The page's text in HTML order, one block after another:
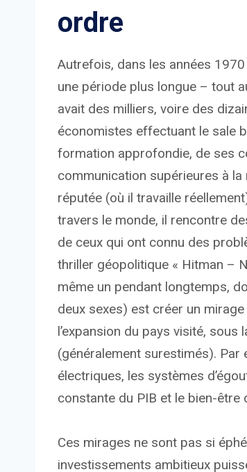
ordre
Autrefois, dans les années
une période plus longue – tout
avait des milliers, voire des
économistes effectuant le sale
formation approfondie, de ses
communication supérieures à la
réputée (où il travaille
travers le monde, il rencontre
de ceux qui ont connu des
thriller géopolitique « Hitman –
même un pendant longtemps,
deux sexes) est créer un
l’expansion du pays visité,
(généralement surestimés). Par
électriques, les systèmes
constante du PIB et le bien-
Ces mirages ne sont pas si
investissements ambitieux